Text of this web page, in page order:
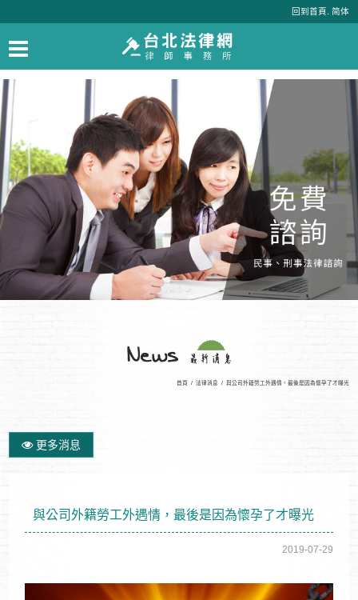
回到首頁. 简体
首頁 / 法律消息 / 與公司外籍勞工外遇情，最後是因為懷孕了才曝光
更多消息
與公司外籍勞工外遇情，最後是因為懷孕了才曝光
2019-07-29